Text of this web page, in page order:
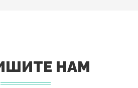
НАМ